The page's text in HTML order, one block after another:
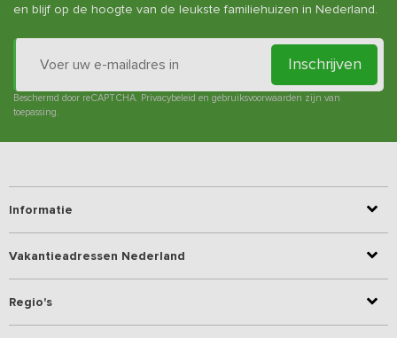
en blijf op de hoogte van de leukste familiehuizen in Nederland.
Inschrijven
Beschermd door reCAPTCHA. Privacybeleid en gebruiksvoorwaarden zijn van
toepassing.
Informatie
Vakantieadressen Nederland
Regio's